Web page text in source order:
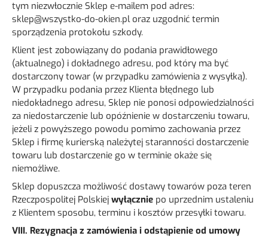
tym niezwłocznie Sklep e-mailem pod adres:
sklep@wszystko-do-okien.ploraz uzgodnić termin
sporządzenia protokołu szkody.
Klient jest zobowiązany do podania prawidłowego
(aktualnego) i dokładnego adresu, pod który ma być
dostarczony towar (w przypadku zamówienia z wysyłką).
W przypadku podania przez Klienta błędnego lub
niedokładnego adresu, Sklep nie ponosi odpowiedzialności
za niedostarczenie lub opóźnienie w dostarczeniu towaru,
jeżeli z powyższego powodu pomimo zachowania przez
Sklep i firmę kurierską należytej staranności dostarczenie
towaru lub dostarczenie go w terminie okaże się
niemożliwe.
Sklep dopuszcza możliwość dostawy towarów poza teren
Rzeczpospolitej Polskiej wyłącznie po uprzednim ustaleniu
z Klientem sposobu, terminu i kosztów przesyłki towaru.
VIII. Rezygnacja z zamówienia i odstąpienie od umowy